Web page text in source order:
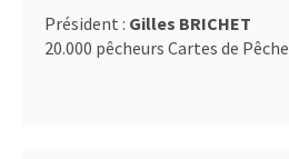
Président : Gilles BRICHET
20.000 pêcheurs Cartes de Pêche